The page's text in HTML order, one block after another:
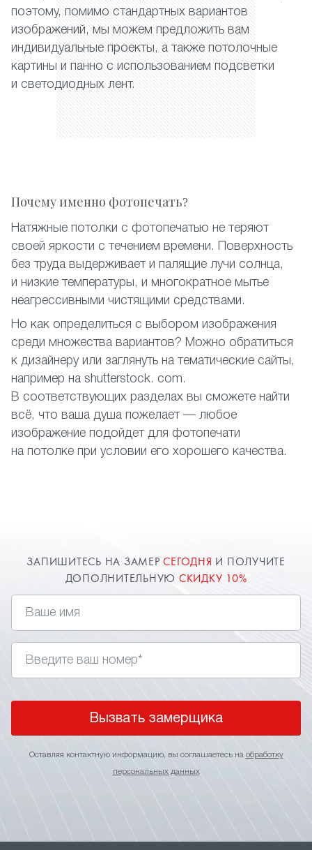
поэтому, помимо стандартных вариантов
изображений, мы можем предложить вам
индивидуальные проекты, а также потолочные
картины и панно с использованием подсветки
и светодиодных лент.
Почему именно фотопечать?
Натяжные потолки с фотопечатью не теряют
своей яркости с течением времени. Поверхность
без труда выдерживает и палящие лучи солнца,
и низкие температуры, и многократное мытье
неагрессивными чистящими средствами.
Но как определиться с выбором изображения
среди множества вариантов? Можно обратиться
к дизайнеру или заглянуть на тематические сайты,
например на shutterstock. com.
В соответствующих разделах вы сможете найти
всё, что ваша душа пожелает — любое
изображение подойдет для фотопечати
на потолке при условии его хорошего качества.
ЗАПИШИТЕСЬ НА ЗАМЕРСЕГОДНЯ И ПОЛУЧИТЕ
ДОПОЛНИТЕЛЬНУЮ СКИДКУ 10%
Вызвать замерщика
Оставляя контактную информацию, вы соглашаетесь на обработку
персональных данных